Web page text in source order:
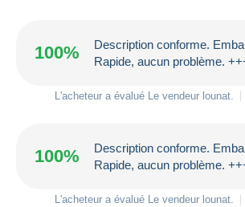
100%
Description conforme.
Rapide, aucun problème.
L'acheteur a évalué Le vendeur lounat.
100%
Description conforme.
Rapide, aucun problème.
L'acheteur a évalué Le vendeur lounat.